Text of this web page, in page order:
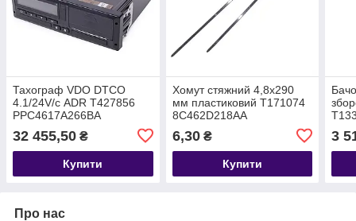
Тахограф VDO DTCO
4.1/24V/с ADR T427856
PPC4617A266BA
32 455,50 ₴
Купити
Хомут стяжний 4,8x290
мм пластиковий T171074
8C462D218AA
6,30₴
Купити
3
Про нас